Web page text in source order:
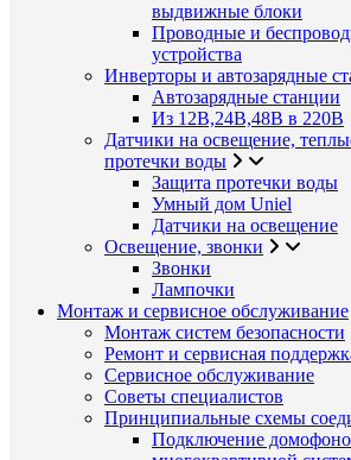
выдвижные блоки
Проводные и
устройства
Инверторы и автозарядные
Автозарядные станции
Из 12В,24В,48В в 220В
Датчики на освещение,
протечки воды
Защита протечки воды
Умный дом Uniel
Датчики на освещение
Освещение, звонки
Звонки
Лампочки
Монтаж и сервисное обслуживание
Монтаж систем безопасности
Ремонт и сервисная
Сервисное обслуживание
Советы специалистов
Принципиальные схемы
Подключение